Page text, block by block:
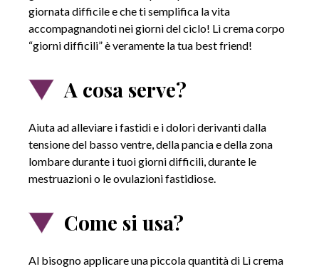
giornata difficile e che ti semplifica la vita
accompagnandoti nei giorni del ciclo! Lì crema corpo
“giorni difficili” è veramente la tua best friend!
A cosa serve?
Aiuta ad alleviare i fastidi e i dolori derivanti dalla
tensione del basso ventre, della pancia e della zona
lombare durante i tuoi giorni difficili, durante le
mestruazioni o le ovulazioni fastidiose.
Come si usa?
Al bisogno applicare una piccola quantità di Lì crema